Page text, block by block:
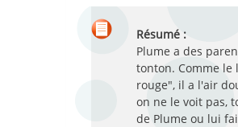
Résumé :
Plume a des
tonton. Comme le
rouge", il a l'air
on ne le voit pas,
de Plume ou lui